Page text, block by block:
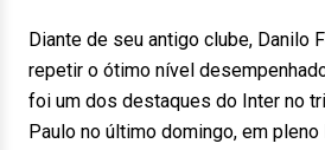
Diante de seu antigo clube, Danilo
repetir o ótimo nível
foi um dos destaques do Inter no
Paulo no último domingo, em